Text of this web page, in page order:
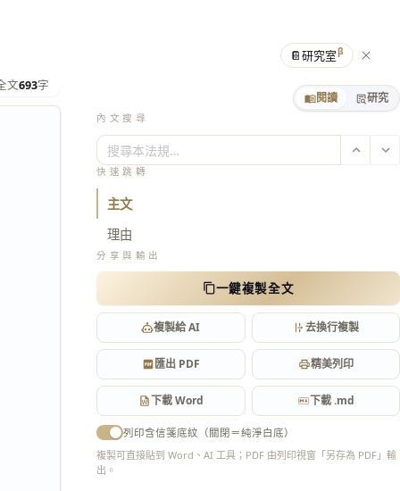
文693字
閱讀 研究
內文搜尋
搜尋本法規…
快速跳轉
主文
理由
分享與輸出
一鍵複製全文
複製給 AI 去換行複製
匯出 PDF 精美列印
下載 Word 下載 .md
列印含信箋底紋（關閉＝純淨白底）
複製可直接貼到 Word、AI 工具；PDF 由列印視窗「另存為 PDF」輸
出。
📔研究室β